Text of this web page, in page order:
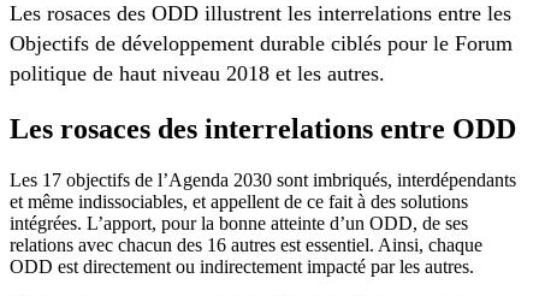
Les rosaces des ODD illustrent les interrelations entre les
Objectifs de développement durable ciblés pour le Forum
politique de haut niveau 2018 et les autres.
Les rosaces des interrelations entre ODD
Les 17 objectifs de l’Agenda 2030 sont imbriqués, interdépendants
et même indissociables, et appellent de ce fait à des solutions
intégrées. L’apport, pour la bonne atteinte d’un ODD, de ses
relations avec chacun des 16 autres est essentiel. Ainsi, chaque
ODD est directement ou indirectement impacté par les autres.